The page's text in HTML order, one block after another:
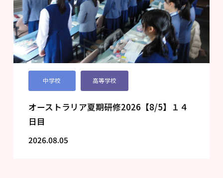
中学校 高等学校
オーストラリア夏期研修2026【8/5】１４
日目
2026.08.05